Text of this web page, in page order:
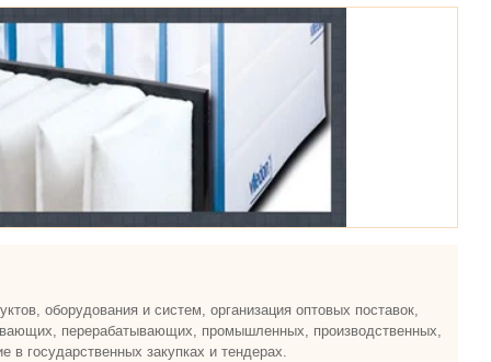
оборудования и систем, организация оптовых поставок,
перерабатывающих, промышленных, производственных,
в государственных закупках и тендерах.